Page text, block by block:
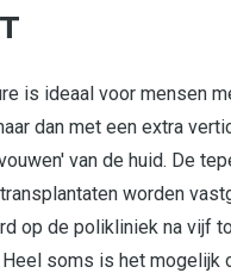
is ideaal voor mensen
dan met een extra
van de huid. De
worden
op de polikliniek na vijf
soms is het